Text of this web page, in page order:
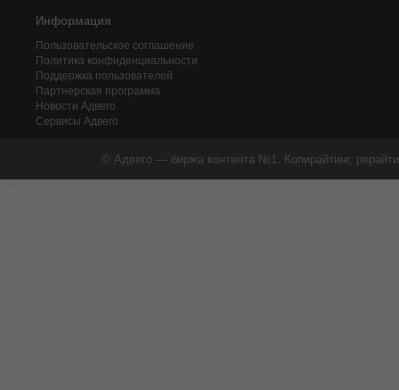
Информация
Пользовательское соглашение
Политика конфиденциальности
Поддержка пользователей
Партнерская программа
Новости Адвего
Сервисы Адвего
© Адвего — биржа контента №1. Копирайтинг,